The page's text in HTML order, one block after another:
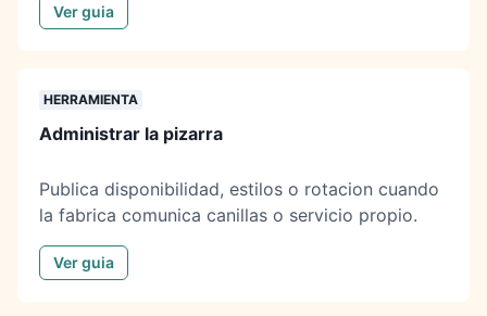
Ver guia
HERRAMIENTA
Administrar la pizarra
Publica disponibilidad, estilos o rotacion cuando
la fabrica comunica canillas o servicio propio.
Ver guia